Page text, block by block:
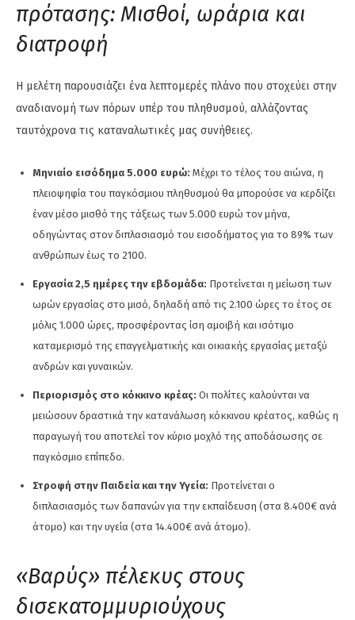
πρότασης: Μισθοί, ωράρια και
διατροφή
Η μελέτη παρουσιάζει ένα λεπτομερές πλάνο που στοχεύει στην
αναδιανομή των πόρων υπέρ του πληθυσμού, αλλάζοντας
ταυτόχρονα τις καταναλωτικές μας συνήθειες.
Μηνιαίο εισόδημα 5.000 ευρώ: Μέχρι το τέλος του αιώνα, η
πλειοψηφία του παγκόσμιου πληθυσμού θα μπορούσε να κερδίζει
έναν μέσο μισθό της τάξεως των 5.000 ευρώ τον μήνα,
οδηγώντας στον διπλασιασμό του εισοδήματος για το 89% των
ανθρώπων έως το 2100.
Εργασία 2,5 ημέρες την εβδομάδα: Προτείνεται η μείωση των
ωρών εργασίας στο μισό, δηλαδή από τις 2.100 ώρες το έτος σε
μόλις 1.000 ώρες, προσφέροντας ίση αμοιβή και ισότιμο
καταμερισμό της επαγγελματικής και οικιακής εργασίας μεταξύ
ανδρών και γυναικών.
Περιορισμός στο κόκκινο κρέας: Οι πολίτες καλούνται να
μειώσουν δραστικά την κατανάλωση κόκκινου κρέατος, καθώς η
παραγωγή του αποτελεί τον κύριο μοχλό της αποδάσωσης σε
παγκόσμιο επίπεδο.
Στροφή στην Παιδεία και την Υγεία: Προτείνεται ο
διπλασιασμός των δαπανών για την εκπαίδευση (στα 8.400€ ανά
άτομο) και την υγεία (στα 14.400€ ανά άτομο).
«Βαρύς» πέλεκυς στους
δισεκατομμυριούχους